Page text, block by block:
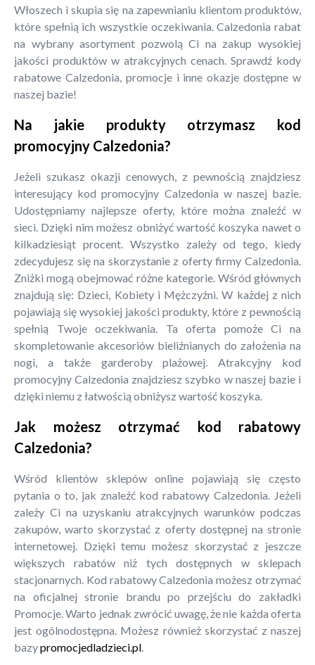
Włoszech i skupia się na zapewnianiu klientom produktów,
które spełnią ich wszystkie oczekiwania. Calzedonia rabat
na wybrany asortyment pozwolą Ci na zakup wysokiej
jakości produktów w atrakcyjnych cenach. Sprawdź kody
rabatowe Calzedonia, promocje i inne okazje dostępne w
naszej bazie!
Na jakie produkty otrzymasz kod
promocyjny Calzedonia?
Jeżeli szukasz okazji cenowych, z pewnością znajdziesz
interesujący kod promocyjny Calzedonia w naszej bazie.
Udostępniamy najlepsze oferty, które można znaleźć w
sieci. Dzięki nim możesz obniżyć wartość koszyka nawet o
kilkadziesiąt procent. Wszystko zależy od tego, kiedy
zdecydujesz się na skorzystanie z oferty firmy Calzedonia.
Zniżki mogą obejmować różne kategorie. Wśród głównych
znajdują się: Dzieci, Kobiety i Mężczyźni. W każdej z nich
pojawiają się wysokiej jakości produkty, które z pewnością
spełnią Twoje oczekiwania. Ta oferta pomoże Ci na
skompletowanie akcesoriów bieliźnianych do założenia na
nogi, a także garderoby plażowej. Atrakcyjny kod
promocyjny Calzedonia znajdziesz szybko w naszej bazie i
dzięki niemu z łatwością obniżysz wartość koszyka.
Jak możesz otrzymać kod rabatowy
Calzedonia?
Wśród klientów sklepów online pojawiają się często
pytania o to, jak znaleźć kod rabatowy Calzedonia. Jeżeli
zależy Ci na uzyskaniu atrakcyjnych warunków podczas
zakupów, warto skorzystać z oferty dostępnej na stronie
internetowej. Dzięki temu możesz skorzystać z jeszcze
większych rabatów niż tych dostępnych w sklepach
stacjonarnych. Kod rabatowy Calzedonia możesz otrzymać
na oficjalnej stronie brandu po przejściu do zakładki
Promocje. Warto jednak zwrócić uwagę, że nie każda oferta
jest ogólnodostępna. Możesz również skorzystać z naszej
bazypromocjedladzieci.pl.